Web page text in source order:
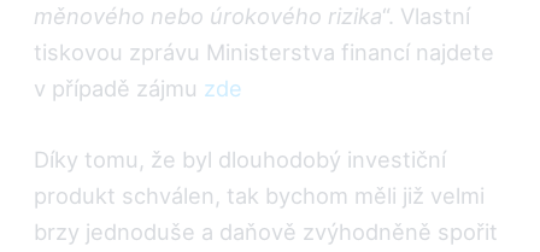
měnového nebo úrokového rizika“. Vlastní
tiskovou zprávu Ministerstva financí najdete
v případě zájmu zde
Díky tomu, že byl dlouhodobý investiční
produkt schválen, tak bychom měli již velmi
brzy jednoduše a daňově zvýhodněně spořit